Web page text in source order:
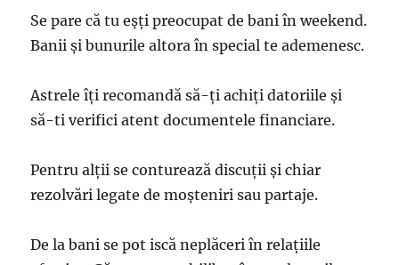
Se pare că tu eșți preocupat de bani în weekend.
Banii și bunurile altora în special te ademenesc.
Astrele îți recomandă să-ți achiți datoriile și
să-ti verifici atent documentele financiare.
Pentru alții se conturează discuții și chiar
rezolvări legate de moșteniri sau partaje.
De la bani se pot iscă neplăceri în relațiile